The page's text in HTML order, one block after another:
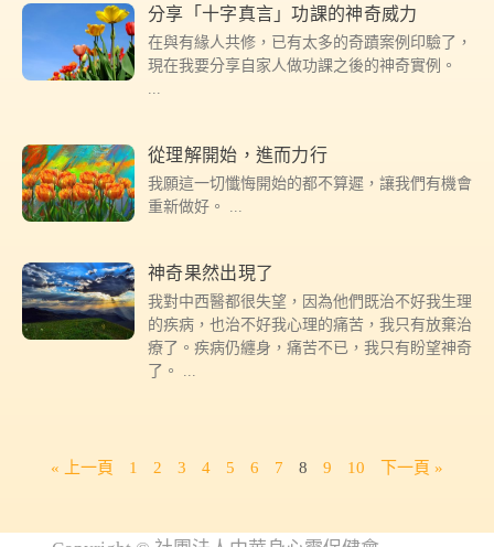
分享「十字真言」功課的神奇威力
在與有緣人共修，已有太多的奇蹟案例印驗了，
現在我要分享自家人做功課之後的神奇實例。
從理解開始，進而力行
我願這一切懺悔開始的都不算遲，讓我們有機會
重新做好。
神奇果然出現了
我對中西醫都很失望，因為他們既治不好我生理
的疾病，也治不好我心理的痛苦，我只有放棄治
療了。疾病仍纏身，痛苦不已，我只有盼望神奇
了。
« 上一頁 1 2 3 4 5 6 7 8 9 10 下一頁 »